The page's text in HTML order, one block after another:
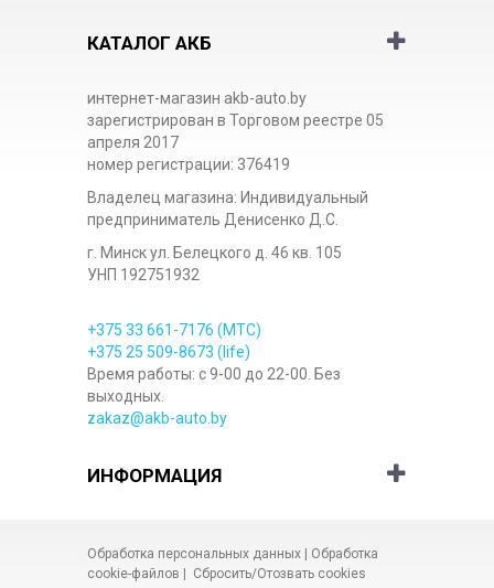
КАТАЛОГ АКБ
интернет-магазин akb-auto.by
зарегистрирован в Торговом реестре 05
апреля 2017
номер регистрации: 376419
Владелец магазина: Индивидуальный
предприниматель Денисенко Д.С.
г. Минск ул. Белецкого д. 46 кв. 105
УНП 192751932
+375 33 661-7176 (МТС)
+375 25 509-8673 (life)
Время работы: с 9-00 до 22-00. Без
выходных.
zakaz@akb-auto.by
ИНФОРМАЦИЯ
Обработка персональных данных
Обработка
cookie-файлов
Сбросить/Отозвать cookies